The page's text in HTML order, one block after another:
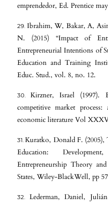
emprendedor, Ed. Prentice
Ibrahim, W, Bakar, A,
N. (2015) “Impact of
Entrepreneurial Intentions of
Education and Training
Educ. Stud., vol. 8, no. 12.
Kirzner, Israel (1997).
competitive market
economic literature Vol
Kuratko, Donald F. (2005),
Education:
Entrepreneurship Theory
States, Wiley-BlackWell, pp
Lederman, Daniel,